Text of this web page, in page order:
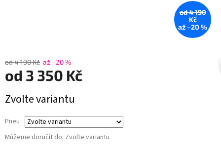
od 4 190
Kč
až –20 %
od 4 190 Kč až –20 %
od 3 350 Kč
cena:
Zvolte variantu
Pneu
Můžeme doručit do: Zvolte variantu